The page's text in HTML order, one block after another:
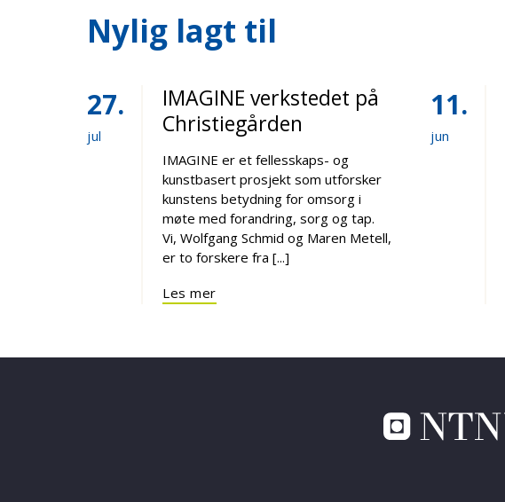
Nylig lagt til
27
jul
IMAGINE verkstedet på
Christiegården
IMAGINE er et fellesskaps- og
kunstbasert prosjekt som utforsker
kunstens betydning for omsorg i
møte med forandring, sorg og tap.
Vi, Wolfgang Schmid og Maren Metell,
er to forskere fra [...]
Les mer
11
jun